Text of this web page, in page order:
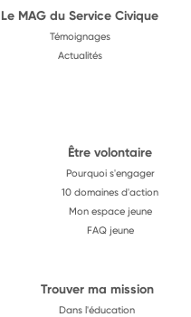
Le MAG du Service Civique
Témoignages
Actualités
Être volontaire
Pourquoi s'engager
10 domaines d'action
Mon espace jeune
FAQ jeune
Trouver ma mission
Dans l'éducation